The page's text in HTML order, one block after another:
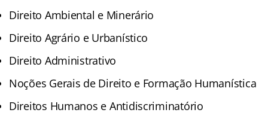
Direito Ambiental e Minerário
Direito Agrário e Urbanístico
Direito Administrativo
Noções Gerais de Direito e Formação Humanística
Direitos Humanos e Antidiscriminatório